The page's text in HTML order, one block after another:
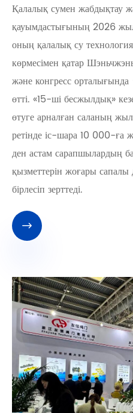
Қалалық сумен жабдықтау
қауымдастығының 2026
оның қалалық су
көрмесімен қатар
және конгресс
өтті. «15-ші бесжылдық»
өтуге арналған саланың
ретінде іс-шара 10 000-ға
ден астам сарапшылардың
қызметтерін жоғары
бірлесіп зерттеді.
